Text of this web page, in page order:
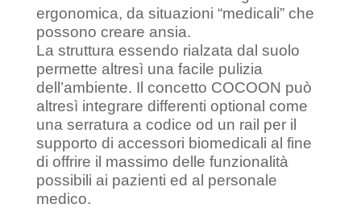
ergonomica, da situazioni “medicali” che
possono creare ansia.
La struttura essendo rialzata dal suolo
permette altresì una facile pulizia
dell’ambiente. Il concetto COCOON può
altresì integrare differenti optional come
una serratura a codice od un rail per il
supporto di accessori biomedicali al fine
di offrire il massimo delle funzionalità
possibili ai pazienti ed al personale
medico.